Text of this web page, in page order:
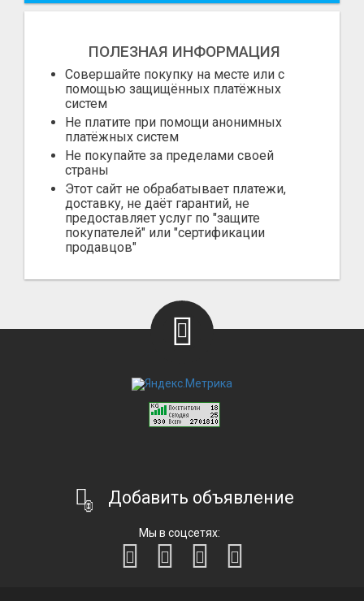
ПОЛЕЗНАЯ ИНФОРМАЦИЯ
Совершайте покупку на месте или с
помощью защищённых платёжных
систем
Не платите при помощи анонимных
платёжных систем
Не покупайте за пределами своей
страны
Этот сайт не обрабатывает платежи,
доставку, не даёт гарантий, не
предоставляет услуг по "защите
покупателей" или "сертификации
продавцов"
Добавить объявление
Мы в соцсетях: